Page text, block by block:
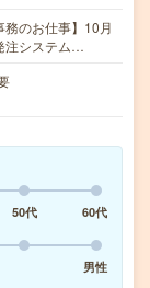
務のお仕事】10月
注システム…
50代
60代
男性